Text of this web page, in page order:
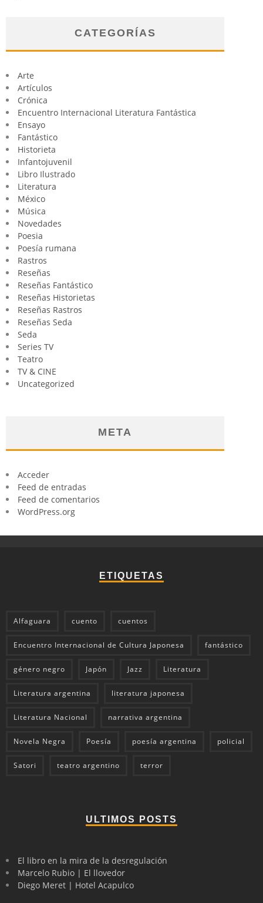
CATEGORÍAS
Arte
Artículos
Crónica
Encuentro Internacional Literatura Fantástica
Ensayo
Fantástico
Historieta
Infantojuvenil
Libro Ilustrado
Literatura
México
Música
Novedades
Poesia
Poesía rumana
Rastros
Reseñas
Reseñas Fantástico
Reseñas Historietas
Reseñas Rastros
Reseñas Seda
Seda
Series TV
Teatro
TV & CINE
Uncategorized
META
Acceder
Feed de entradas
Feed de comentarios
WordPress.org
ETIQUETAS
Alfaguara cuento cuentos
Encuentro Internacional de Cultura Japonesa fantástico
género negro Japón Jazz Literatura
Literatura argentina literatura japonesa
Literatura Nacional narrativa argentina
Novela Negra Poesía poesía argentina policial
Satori teatro argentino terror
ULTIMOS POSTS
El libro en la mira de la desregulación
Marcelo Rubio | El llovedor
Diego Meret | Hotel Acapulco